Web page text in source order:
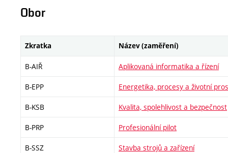
Obor
Zkratka Název (zaměření)
B-AIŘ Aplikovaná informatika a řízení
B-EPP Energetika, procesy a životní
B-KSB Kvalita, spolehlivost a bezpečnost
B-PRP Profesionální pilot
B-SSZ Stavba strojů a zařízení